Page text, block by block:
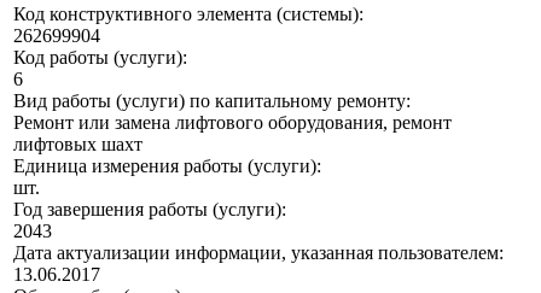
Код конструктивного элемента (системы):
262699904
Код работы (услуги):
6
Вид работы (услуги) по капитальному ремонту:
Ремонт или замена лифтового оборудования, ремонт
лифтовых шахт
Единица измерения работы (услуги):
шт.
Год завершения работы (услуги):
2043
Дата актуализации информации, указанная пользователем:
13.06.2017